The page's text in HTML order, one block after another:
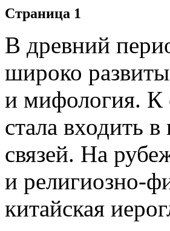
Страница 1
В древний
широко развиты
и мифология. К
стала входить
связей. На
и религиозно-
китайская